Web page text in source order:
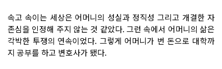
속고 속이는 세상은 어머니의 성실과 정직성 그리고 개결한 자
존심을 인정해 주지 않는 것 같았다. 그런 속에서 어머니의 삶은
각박한 투쟁의 연속이었다. 그렇게 어머니가 번 돈으로 대학까
지 공부를 하고 변호사가 됐다.